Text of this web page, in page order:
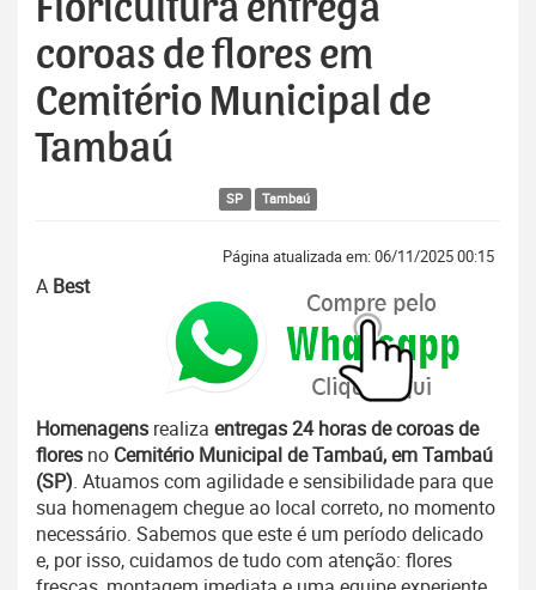
Floricultura entrega
coroas de flores em
Cemitério Municipal de
Tambaú
SP Tambaú
Página atualizada em: 06/11/2025 00:15
A Best
Homenagens realiza entregas 24 horas de coroas de
flores no Cemitério Municipal de Tambaú, em Tambaú
(SP). Atuamos com agilidade e sensibilidade para que
sua homenagem chegue ao local correto, no momento
necessário. Sabemos que este é um período delicado
e, por isso, cuidamos de tudo com atenção: flores